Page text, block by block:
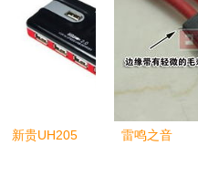
营 我工厂
生产各种
莞缔尼斯电
子科技有限
公司
新贵UH205
雷鸣之音